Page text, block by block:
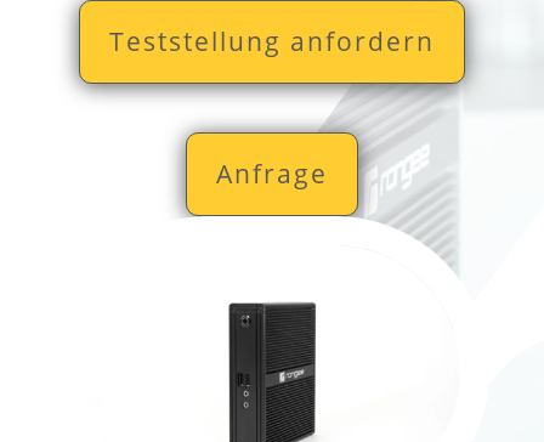
Teststellung anfordern
Anfrage